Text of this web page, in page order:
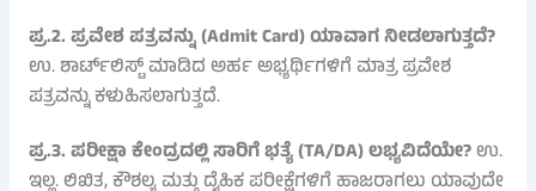
ಪ್ರ.2. ಪ್ರವೇಶ ಪತ್ರವನ್ನು (Admit Card) ಯಾವಾಗ ನೀಡಲಾಗುತ್ತದೆ?
ಉ. ಶಾರ್ಟ್‌ಲಿಸ್ಟ್ ಮಾಡಿದ ಅರ್ಹ ಅಭ್ಯರ್ಥಿಗಳಿಗೆ ಮಾತ್ರ ಪ್ರವೇಶ
ಪತ್ರವನ್ನು ಕಳುಹಿಸಲಾಗುತ್ತದೆ.
ಪ್ರ.3. ಪರೀಕ್ಷಾ ಕೇಂದ್ರದಲ್ಲಿ ಸಾರಿಗೆ ಭತ್ಯೆ (TA/DA) ಲಭ್ಯವಿದೆಯೇ?ಉ.
ಇಲ್ಲ. ಲಿಖಿತ, ಕೌಶಲ್ಯ ಮತ್ತು ದೈಹಿಕ ಪರೀಕ್ಷೆಗಳಿಗೆ ಹಾಜರಾಗಲು ಯಾವುದೇ